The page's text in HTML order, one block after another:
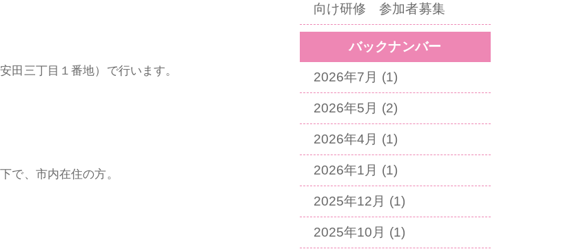
三丁目１番地）で行います。
で、市内在住の方。
向け研修 参加者募集
バックナンバー
2026年7月 (1)
2026年5月 (2)
2026年4月 (1)
2026年1月 (1)
2025年12月 (1)
2025年10月 (1)